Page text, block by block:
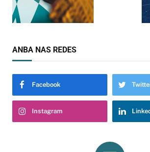
ANBA NAS REDES
Facebook
Instagram